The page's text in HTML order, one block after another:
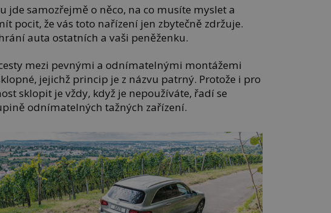
jde samozřejmě o něco, na co musíte myslet a
pocit, že vás toto nařízení jen zbytečně zdržuje.
auta ostatních a vaši peněženku.
mezi pevnými a odnímatelnými montážemi
jejichž princip je z názvu patrný. Protože i pro
sklopit je vždy, když je nepoužíváte, řadí se
odnímatelných tažných zařízení.